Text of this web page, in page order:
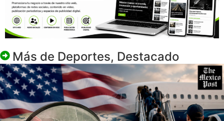
Más de Deportes, Destacado